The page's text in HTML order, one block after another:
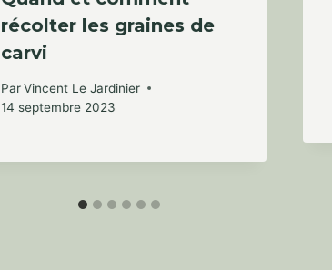
récolter les graines de
carvi
Par Vincent Le Jardinier
14 septembre 2023